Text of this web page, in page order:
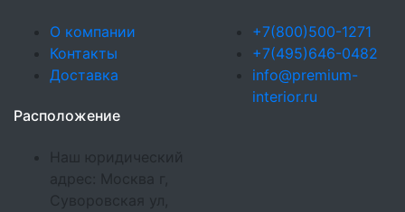
О компании
Контакты
Доставка
+7(800)500-1271
+7(495)646-0482
info@premium-
interior.ru
Расположение
Наш юридический
адрес: Москва г,
Суворовская ул,